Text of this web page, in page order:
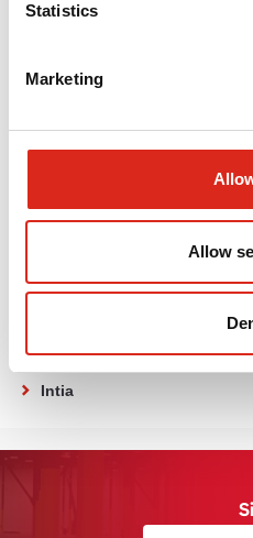
Statistics
Marketing
Allow
Poland
Romania
Ukraine and other CIS
Israel
Thaimaa
Intia